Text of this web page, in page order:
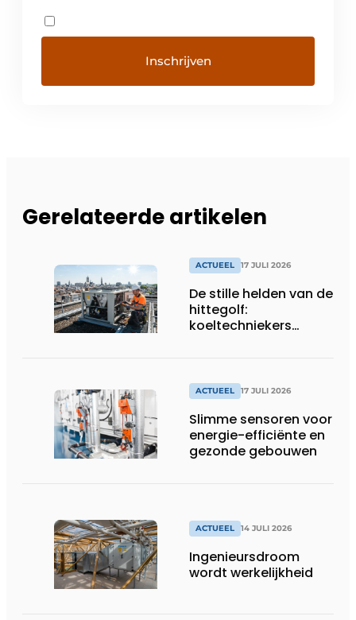
Gerelateerde artikelen
ACTUEEL 17 JULI 2026
De stille helden van de
hittegolf:
koeltechniekers
productiebedrijven
draaiende
ACTUEEL 17 JULI 2026
Slimme sensoren voor
energie-efficiënte en
gezonde gebouwen
ACTUEEL 14 JULI 2026
Ingenieursdroom
wordt werkelijkheid